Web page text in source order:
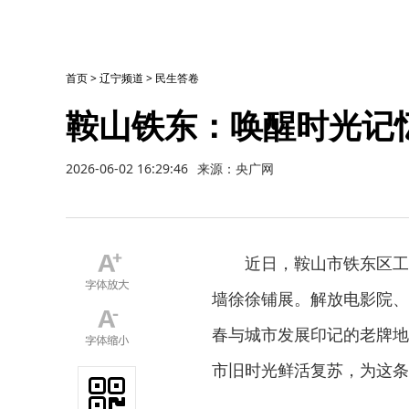
首页>辽宁频道 > 民生答卷
鞍山铁东：唤醒时光
2026-06-02 16:29:46 来源：央广网
近日，鞍山市铁东区
墙徐徐铺展。解放电影院
春与城市发展印记的老牌
市旧时光鲜活复苏，为这